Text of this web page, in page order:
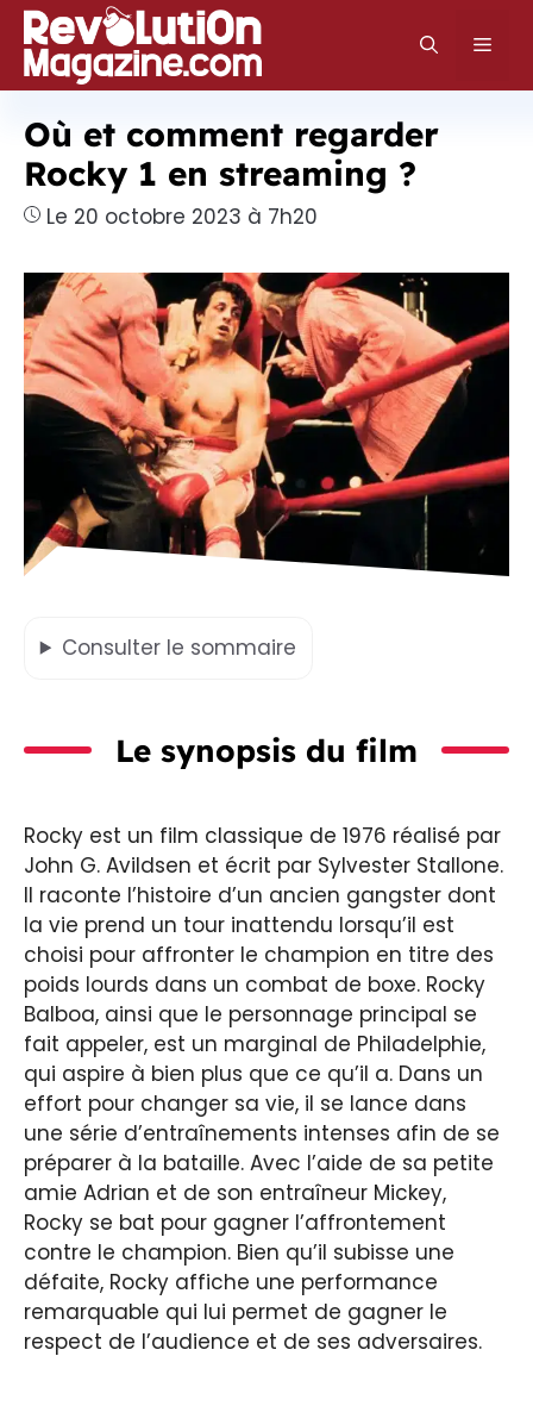
Aller
au
contenu
Où et comment regarder
Rocky 1 en streaming ?
Le 20 octobre 2023 à 7h20
Consulter le sommaire
Le synopsis du film
Rocky est un film classique de 1976 réalisé par
John G. Avildsen et écrit par Sylvester Stallone.
Il raconte l’histoire d’un ancien gangster dont
la vie prend un tour inattendu lorsqu’il est
choisi pour affronter le champion en titre des
poids lourds dans un combat de boxe. Rocky
Balboa, ainsi que le personnage principal se
fait appeler, est un marginal de Philadelphie,
qui aspire à bien plus que ce qu’il a. Dans un
effort pour changer sa vie, il se lance dans
une série d’entraînements intenses afin de se
préparer à la bataille. Avec l’aide de sa petite
amie Adrian et de son entraîneur Mickey,
Rocky se bat pour gagner l’affrontement
contre le champion. Bien qu’il subisse une
défaite, Rocky affiche une performance
remarquable qui lui permet de gagner le
respect de l’audience et de ses adversaires.